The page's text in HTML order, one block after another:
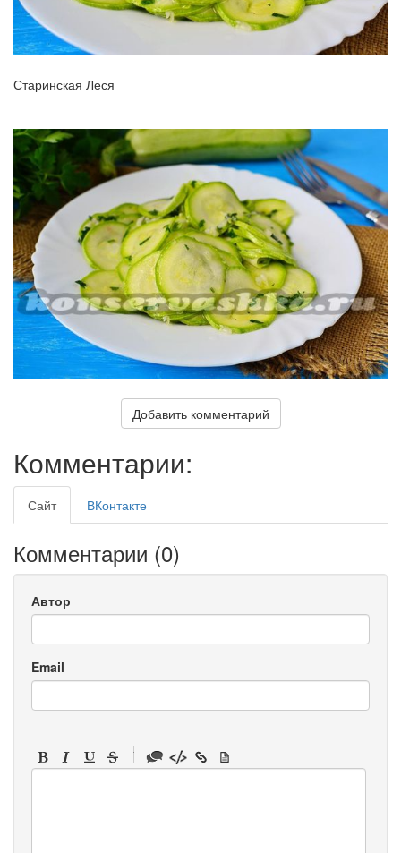
Старинская Леся
Добавить комментарий
Комментарии:
Сайт ВКонтакте
Комментарии (0)
Автор
Email
-
-